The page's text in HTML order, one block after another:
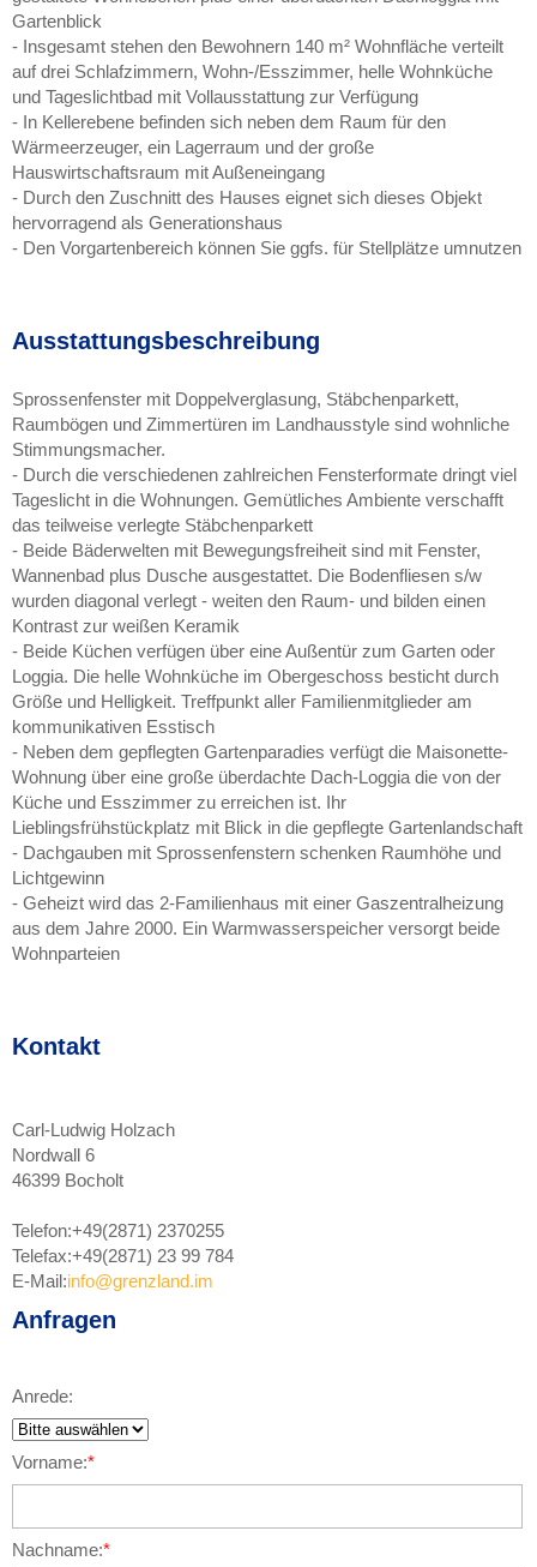
Gartenblick
- Insgesamt stehen den Bewohnern 140 m² Wohnfläche verteilt
auf drei Schlafzimmern, Wohn-/Esszimmer, helle Wohnküche
und Tageslichtbad mit Vollausstattung zur Verfügung
- In Kellerebene befinden sich neben dem Raum für den
Wärmeerzeuger, ein Lagerraum und der große
Hauswirtschaftsraum mit Außeneingang
- Durch den Zuschnitt des Hauses eignet sich dieses Objekt
hervorragend als Generationshaus
- Den Vorgartenbereich können Sie ggfs. für Stellplätze umnutzen
Ausstattungsbeschreibung
Sprossenfenster mit Doppelverglasung, Stäbchenparkett,
Raumbögen und Zimmertüren im Landhausstyle sind wohnliche
Stimmungsmacher.
- Durch die verschiedenen zahlreichen Fensterformate dringt viel
Tageslicht in die Wohnungen. Gemütliches Ambiente verschafft
das teilweise verlegte Stäbchenparkett
- Beide Bäderwelten mit Bewegungsfreiheit sind mit Fenster,
Wannenbad plus Dusche ausgestattet. Die Bodenfliesen s/w
wurden diagonal verlegt - weiten den Raum- und bilden einen
Kontrast zur weißen Keramik
- Beide Küchen verfügen über eine Außentür zum Garten oder
Loggia. Die helle Wohnküche im Obergeschoss besticht durch
Größe und Helligkeit. Treffpunkt aller Familienmitglieder am
kommunikativen Esstisch
- Neben dem gepflegten Gartenparadies verfügt die Maisonette-
Wohnung über eine große überdachte Dach-Loggia die von der
Küche und Esszimmer zu erreichen ist. Ihr
Lieblingsfrühstückplatz mit Blick in die gepflegte Gartenlandschaft
- Dachgauben mit Sprossenfenstern schenken Raumhöhe und
Lichtgewinn
- Geheizt wird das 2-Familienhaus mit einer Gaszentralheizung
aus dem Jahre 2000. Ein Warmwasserspeicher versorgt beide
Wohnparteien
Kontakt
Carl-Ludwig Holzach
Nordwall 6
46399 Bocholt
Telefon:+49(2871) 2370255
Telefax:+49(2871) 23 99 784
E-Mail:info@grenzland.im
Anfragen
Anrede:
Vorname:*
Nachname:*